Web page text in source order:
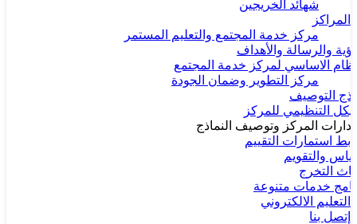
شهائد الخريجين
المراكز
مركز خدمة المجتمع والتعليم المستمر
والرسالة والأهداف
الاساسي لمركز خدمة المجتمع
مركز التطوير وضمان الجودة
التوصيف
التنظيمي للمركز
المركز وتوصيف النماذج
استمارات التقييم
والتقويم
التخرج
خدمات متنوعة
التعليم الالكتروني
إتصل بنا